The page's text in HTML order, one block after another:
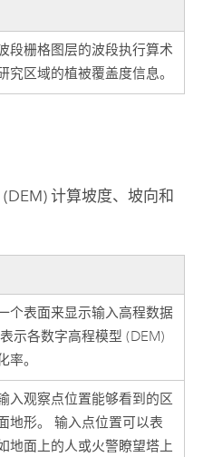
段栅格图层的波段执行算术
究区域的植被覆盖度信息。
计算坡度、坡向和
个表面来显示输入高程数据
示各数字高程模型 (DEM)
率。
入观察点位置能够看到的区
地形。 输入点位置可以表
地面上的人或火警瞭望塔上